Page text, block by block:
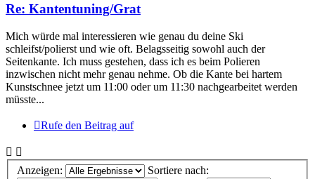
Re: Kantentuning/Grat
Mich würde mal interessieren wie genau du deine Ski
schleifst/polierst und wie oft. Belagsseitig sowohl auch der
Seitenkante. Ich muss gestehen, dass ich es beim Polieren
inzwischen nicht mehr genau nehme. Ob die Kante bei hartem
Kunstschnee jetzt um 11:00 oder um 11:30 nachgearbeitet werden
müsste...
Rufe den Beitrag auf
Anzeigen:
Sortiere nach: